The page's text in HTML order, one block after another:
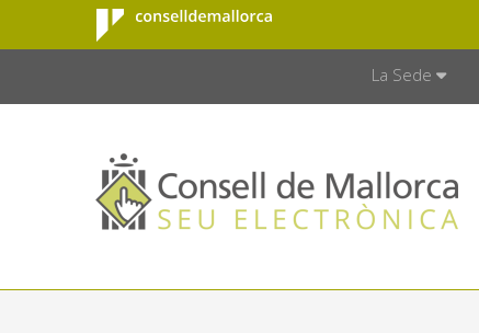
Saltar al contenido principal
Consell de
Mallorca
La Sede